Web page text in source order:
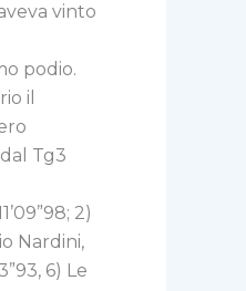
vinto
podio.
il
Tg3
2)
Nardini,
6) Le